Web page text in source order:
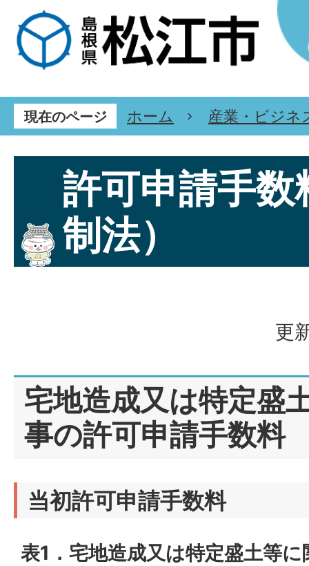
現在のページ ホーム 産業・ビジネ
許可申請手数
制法）
更
宅地造成又は特定盛
事の許可申請手数料
当初許可申請手数料
表1．宅地造成又は特定盛土等